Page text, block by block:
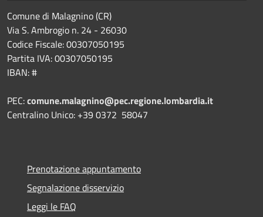
Comune di Malagnino (CR)
Via S. Ambrogio n. 24 - 26030
Codice Fiscale: 00307050195
Partita IVA: 00307050195
IBAN: #
PEC:comune.malagnino@pec.regione.lombardia.it
Centralino Unico: +39 0372 58047
Prenotazione appuntamento
Segnalazione disservizio
Leggi le FAQ